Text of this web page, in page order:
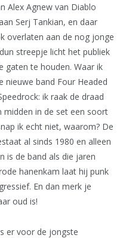
Alex Agnew van Diablo
Serj Tankian, en daar
overlaten aan de nog jonge
streepje licht het publiek
gaten te houden. Waar ik
nieuwe band Four Headed
ik raak de draad
midden in de set een soort
ik echt niet, waarom? De
al sinds 1980 en alleen
is de band als die jaren
hanenkam laat hij punk
En dan merk je
oud is!
er voor de jongste